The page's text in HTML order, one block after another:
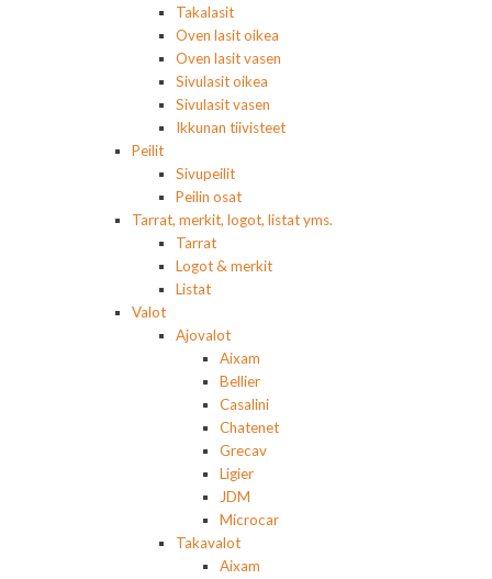
Takalasit
Oven lasit oikea
Oven lasit vasen
Sivulasit oikea
Sivulasit vasen
Ikkunan tiivisteet
Peilit
Sivupeilit
Peilin osat
Tarrat, merkit, logot, listat yms.
Tarrat
Logot & merkit
Listat
Valot
Ajovalot
Aixam
Bellier
Casalini
Chatenet
Grecav
Ligier
JDM
Microcar
Takavalot
Aixam